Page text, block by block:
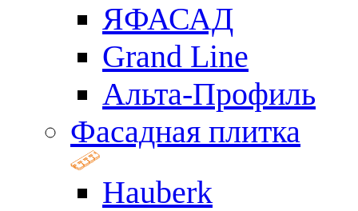
ЯФАСАД
Grand Line
Альта-Профиль
Фасадная плитка
Hauberk